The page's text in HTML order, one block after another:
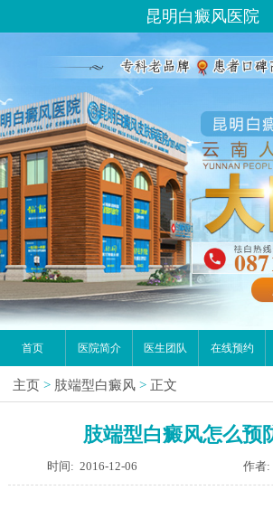
昆明白癜风医院
首页 医院简介 医生团队 在线预约
主页 > 肢端型白癜风 > 正文
肢端型白癜风怎么预
时间: 2016-12-06 作者: